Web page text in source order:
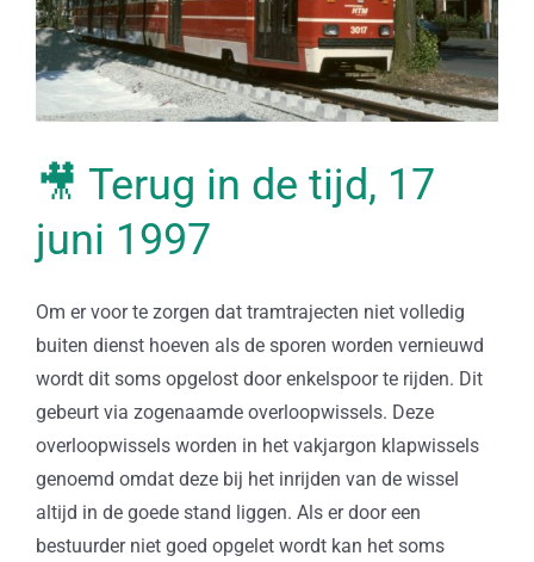
🎥 Terug in de tijd, 17
juni 1997
Om er voor te zorgen dat tramtrajecten niet volledig
buiten dienst hoeven als de sporen worden vernieuwd
wordt dit soms opgelost door enkelspoor te rijden. Dit
gebeurt via zogenaamde overloopwissels. Deze
overloopwissels worden in het vakjargon klapwissels
genoemd omdat deze bij het inrijden van de wissel
altijd in de goede stand liggen. Als er door een
bestuurder niet goed opgelet wordt kan het soms